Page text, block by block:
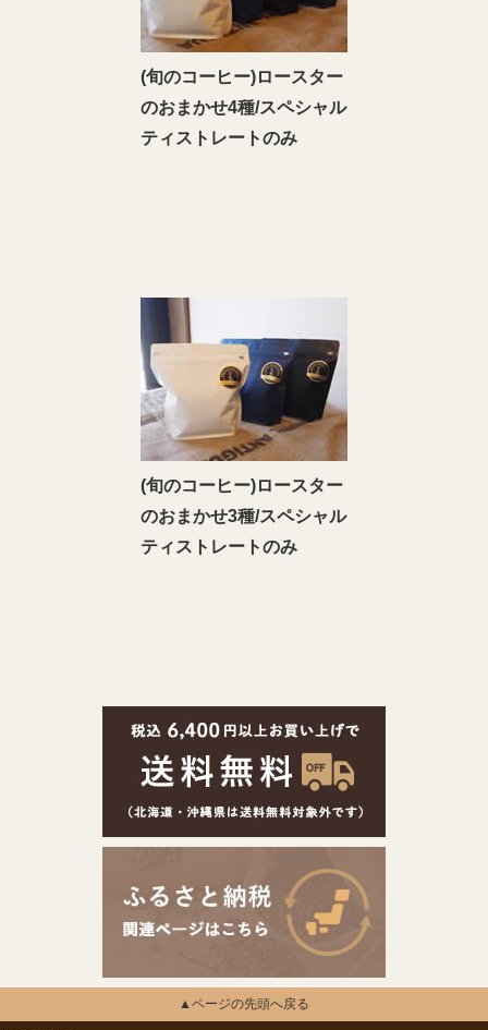
(旬のコーヒー)ロースター
のおまかせ4種/スペシャル
ティストレートのみ
(旬のコーヒー)ロースター
のおまかせ3種/スペシャル
ティストレートのみ
▲ページの先頭へ戻る